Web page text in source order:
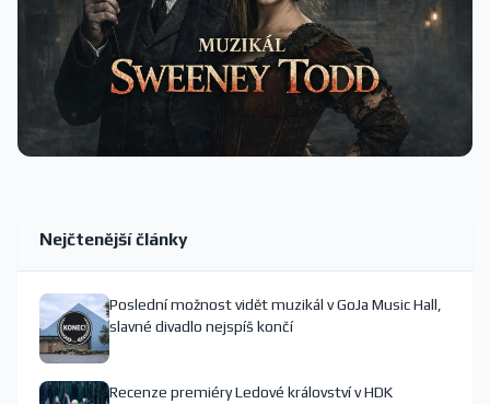
Nejčtenější články
Poslední možnost vidět muzikál v GoJa Music Hall,
slavné divadlo nejspíš končí
Recenze premiéry Ledové království v HDK